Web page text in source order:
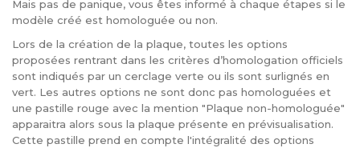
Mais pas de panique, vous êtes informé à chaque étapes si le
modèle créé est homologuée ou non.
Lors de la création de la plaque, toutes les options
proposées rentrant dans les critères d’homologation officiels
sont indiqués par un cerclage verte ou ils sont surlignés en
vert. Les autres options ne sont donc pas homologuées et
une pastille rouge avec la mention "Plaque non-homologuée"
apparaitra alors sous la plaque présente en prévisualisation.
Cette pastille prend en compte l'intégralité des options